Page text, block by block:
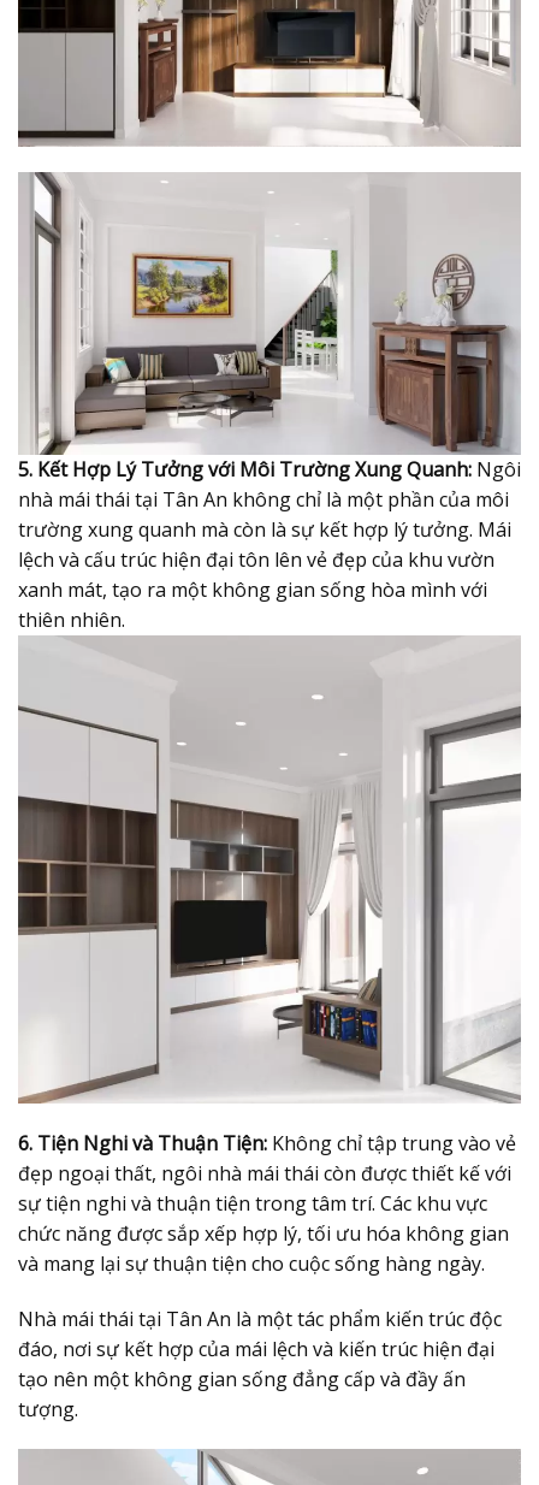
5. Kết Hợp Lý Tưởng với Môi Trường Xung Quanh: Ngôi
nhà mái thái tại Tân An không chỉ là một phần của môi
trường xung quanh mà còn là sự kết hợp lý tưởng. Mái
lệch và cấu trúc hiện đại tôn lên vẻ đẹp của khu vườn
xanh mát, tạo ra một không gian sống hòa mình với
thiên nhiên.
6. Tiện Nghi và Thuận Tiện: Không chỉ tập trung vào vẻ
đẹp ngoại thất, ngôi nhà mái thái còn được thiết kế với
sự tiện nghi và thuận tiện trong tâm trí. Các khu vực
chức năng được sắp xếp hợp lý, tối ưu hóa không gian
và mang lại sự thuận tiện cho cuộc sống hàng ngày.
Nhà mái thái tại Tân An là một tác phẩm kiến trúc độc
đáo, nơi sự kết hợp của mái lệch và kiến trúc hiện đại
tạo nên một không gian sống đẳng cấp và đầy ấn
tượng.